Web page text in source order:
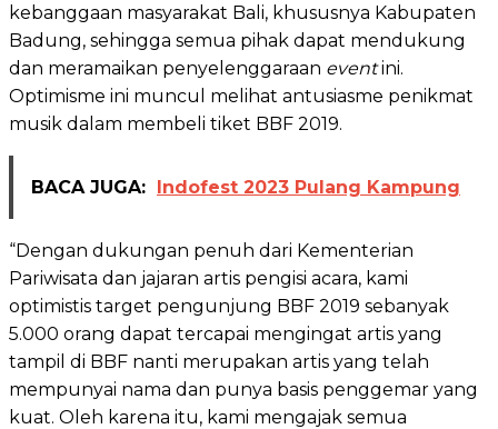
kebanggaan masyarakat Bali, khususnya Kabupaten
Badung, sehingga semua pihak dapat mendukung
dan meramaikan penyelenggaraan eventini.
Optimisme ini muncul melihat antusiasme penikmat
musik dalam membeli tiket BBF 2019.
BACA JUGA: Indofest 2023 Pulang Kampung
“Dengan dukungan penuh dari Kementerian
Pariwisata dan jajaran artis pengisi acara, kami
optimistis target pengunjung BBF 2019 sebanyak
5.000 orang dapat tercapai mengingat artis yang
tampil di BBF nanti merupakan artis yang telah
mempunyai nama dan punya basis penggemar yang
kuat. Oleh karena itu, kami mengajak semua